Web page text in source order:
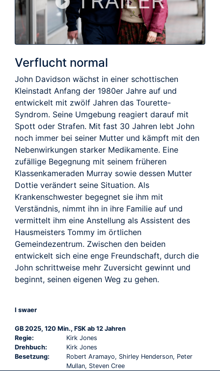
Verflucht normal
John Davidson wächst in einer schottischen
Kleinstadt Anfang der 1980er Jahre auf und
entwickelt mit zwölf Jahren das Tourette-
Syndrom. Seine Umgebung reagiert darauf mit
Spott oder Strafen. Mit fast 30 Jahren lebt John
noch immer bei seiner Mutter und kämpft mit den
Nebenwirkungen starker Medikamente. Eine
zufällige Begegnung mit seinem früheren
Klassenkameraden Murray sowie dessen Mutter
Dottie verändert seine Situation. Als
Krankenschwester begegnet sie ihm mit
Verständnis, nimmt ihn in ihre Familie auf und
vermittelt ihm eine Anstellung als Assistent des
Hausmeisters Tommy im örtlichen
Gemeindezentrum. Zwischen den beiden
entwickelt sich eine enge Freundschaft, durch die
John schrittweise mehr Zuversicht gewinnt und
beginnt, seinen eigenen Weg zu gehen.
I swaer
GB 2025, 120 Min., FSK ab 12 Jahren
Regie:
Kirk Jones
Drehbuch:
Kirk Jones
Besetzung:
Robert Aramayo, Shirley Henderson, Peter
Mullan, Steven Cree